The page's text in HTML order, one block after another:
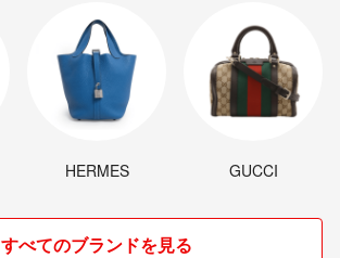
HERMES GUCCI
すべてのブランドを見る